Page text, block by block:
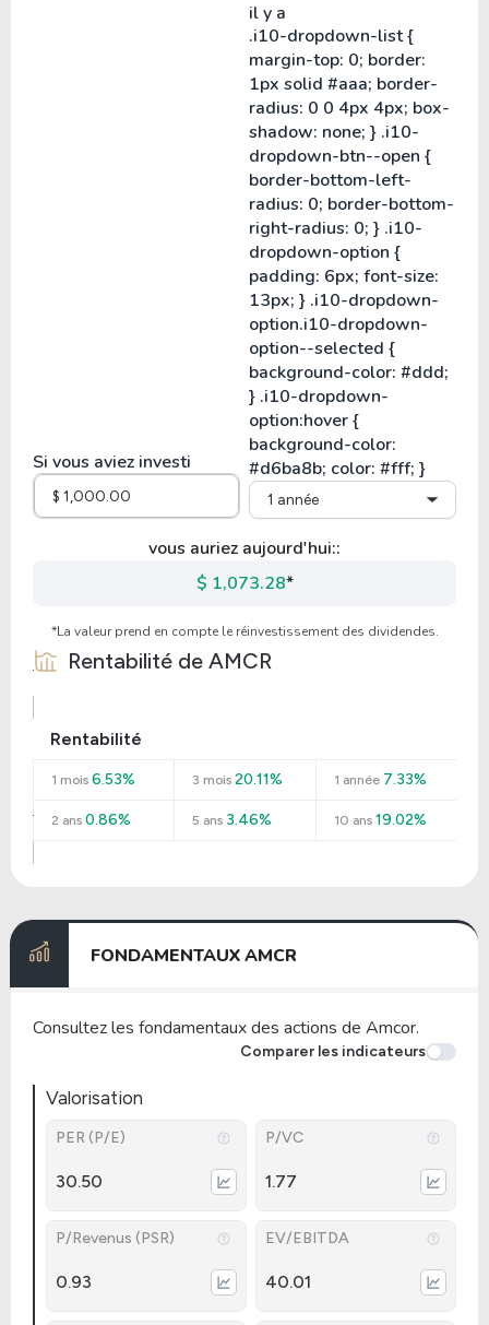
Si vous aviez investi
il y a
1 année
vous auriez aujourd'hui::
$ 1,073.28*
*La valeur prend en compte le réinvestissement des dividendes.
Rentabilité de AMCR
Rentabilité
1 mois 6.53% 3 mois 20.11% 1 année7.33%
2 ans 0.86% 5 ans 3.46% 10 ans19.02%
FONDAMENTAUX AMCR
Consultez les fondamentaux des actions de Amcor.
Comparer les indicateurs
Valorisation
PER (P/E)
30.50
P/VC
1.77
P/Revenus (PSR)
0.93
EV/EBITDA
40.01